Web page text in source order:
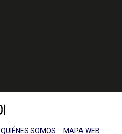
QUIÉNES SOMOS MAPA WEB